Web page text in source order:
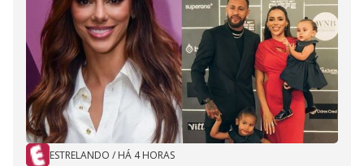
ESTRELANDO / HÁ 4 HORAS